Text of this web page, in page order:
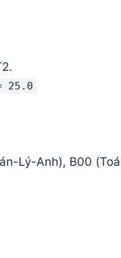
25.0
Lý-Anh), B00